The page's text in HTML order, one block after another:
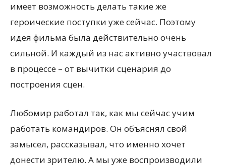
имеет возможность делать такие же
героические поступки уже сейчас. Поэтому
идея фильма была действительно очень
сильной. И каждый из нас активно участвовал
в процессе – от вычитки сценария до
построения сцен.
Любомир работал так, как мы сейчас учим
работать командиров. Он объяснял свой
замысел, рассказывал, что именно хочет
донести зрителю. А мы уже воспроизводили